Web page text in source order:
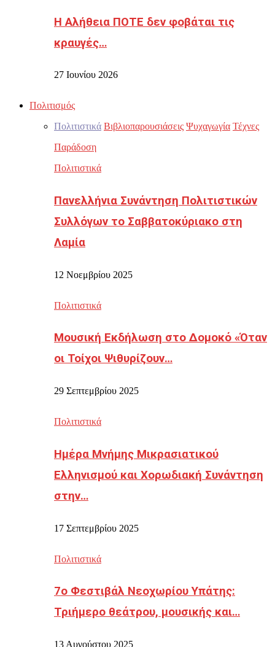
Η Αλήθεια ΠΟΤΕ δεν φοβάται τις
κραυγές…
27 Ιουνίου 2026
Πολιτισμός
Πολιτιστικά Βιβλιοπαρουσιάσεις Ψυχαγωγία Τέχνες
Παράδοση
Πολιτιστικά
Πανελλήνια Συνάντηση Πολιτιστικών
Συλλόγων το Σαββατοκύριακο στη
Λαμία
12 Νοεμβρίου 2025
Πολιτιστικά
Μουσική Εκδήλωση στο Δομοκό «Όταν
οι Τοίχοι Ψιθυρίζουν…
29 Σεπτεμβρίου 2025
Πολιτιστικά
Ημέρα Μνήμης Μικρασιατικού
Ελληνισμού και Χορωδιακή Συνάντηση
στην…
17 Σεπτεμβρίου 2025
Πολιτιστικά
7ο Φεστιβάλ Νεοχωρίου Υπάτης:
Τριήμερο θεάτρου, μουσικής και…
13 Αυγούστου 2025